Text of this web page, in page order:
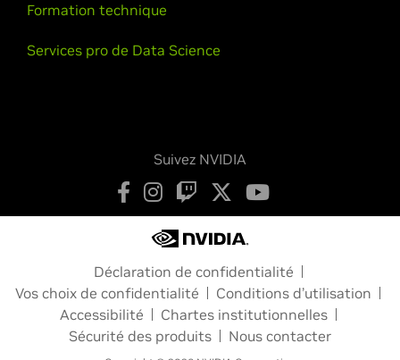
Formation technique
Services pro de Data Science
Suivez NVIDIA
Déclaration de confidentialité
Vos choix de confidentialité
Conditions d’utilisation
Accessibilité
Chartes institutionnelles
Sécurité des produits
Nous contacter